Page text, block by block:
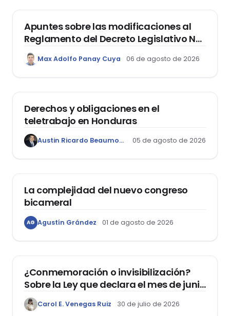
Apuntes sobre las modificaciones al
Reglamento del Decreto Legislativo Nº
1400, que aprueba el Régimen de
Garantía Mobiliaria
Max Adolfo Panay Cuya 06 de agosto de 2026
Derechos y obligaciones en el
teletrabajo en Honduras
Austin Ricardo Beaumont Rivera 05 de agosto de 2026
La complejidad del nuevo congreso
bicameral
AG Agustín Grández 01 de agosto de 2026
¿Conmemoración o invisibilización?
Sobre la Ley que declara el mes de junio
como el “Mes de la Vida y la Familia”
Carol E. Venegas Ruiz 30 de julio de 2026